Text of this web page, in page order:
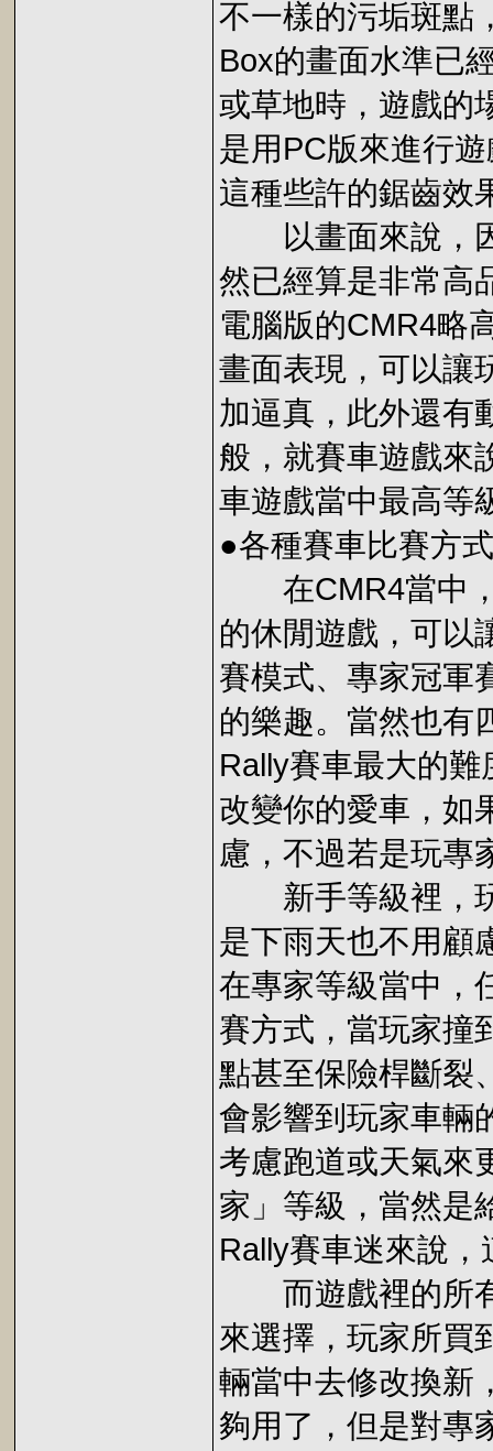
不一樣的污垢斑點
Box的畫面水準已
或草地時，遊戲的
是用PC版來進行
這種些許的鋸齒效
以畫面來說，因
然已經算是非常高
電腦版的CMR4略
畫面表現，可以讓
加逼真，此外還有
般，就賽車遊戲來
車遊戲當中最高等
●各種賽車比賽方
在CMR4當中，
的休閒遊戲，可以
賽模式、專家冠軍
的樂趣。當然也有
Rally賽車最大的
改變你的愛車，如
慮，不過若是玩專
新手等級裡，玩
是下雨天也不用顧
在專家等級當中，
賽方式，當玩家撞
點甚至保險桿斷裂
會影響到玩家車輛
考慮跑道或天氣來
家」等級，當然是
Rally賽車迷來說
而遊戲裡的所有
來選擇，玩家所買
輛當中去修改換新
夠用了，但是對專